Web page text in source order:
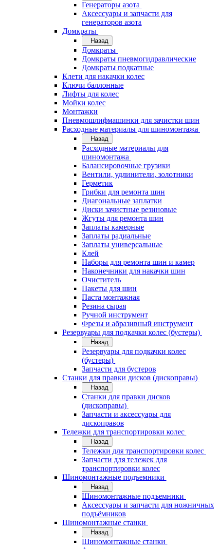
Генераторы азота
Аксессуары и запчасти для
генераторов азота
Домкраты
Назад
Домкраты
Домкраты пневмогидравлические
Домкраты подкатные
Клети для накачки колес
Ключи баллонные
Лифты для колес
Мойки колес
Монтажки
Пневмошлифмашинки для зачистки шин
Расходные материалы для шиномонтажа
Назад
Расходные материалы для
шиномонтажа
Балансировочные грузики
Вентили, удлинители, золотники
Герметик
Грибки для ремонта шин
Диагональные заплатки
Диски зачистные резиновые
Жгуты для ремонта шин
Заплаты камерные
Заплаты радиальные
Заплаты универсальные
Клей
Наборы для ремонта шин и камер
Наконечники для накачки шин
Очиститель
Пакеты для шин
Паста монтажная
Резина сырая
Ручной инструмент
Фрезы и абразивный инструмент
Резервуары для подкачки колес (бустеры)
Назад
Резервуары для подкачки колес
(бустеры)
Запчасти для бустеров
Станки для правки дисков (дископравы)
Назад
Станки для правки дисков
(дископравы)
Запчасти и аксессуары для
дископравов
Тележки для транспортировки колес
Назад
Тележки для транспортировки колес
Запчасти для тележек для
транспортировки колес
Шиномонтажные подъемники
Назад
Шиномонтажные подъемники
Аксессуары и запчасти для ножничных
подъёмников
Шиномонтажные станки
Назад
Шиномонтажные станки